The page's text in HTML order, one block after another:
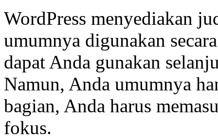
WordPress menyediakan
umumnya digunakan
dapat Anda gunakan
Namun, Anda umumnya
bagian, Anda harus
fokus.